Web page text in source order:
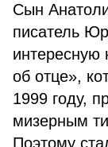
Сын
писатель
интересную
об отце»,
1999 году,
мизерным
Поэтому